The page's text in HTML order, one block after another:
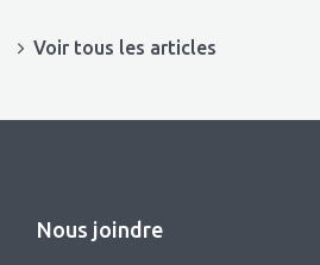
Voir tous les articles
Nous joindre